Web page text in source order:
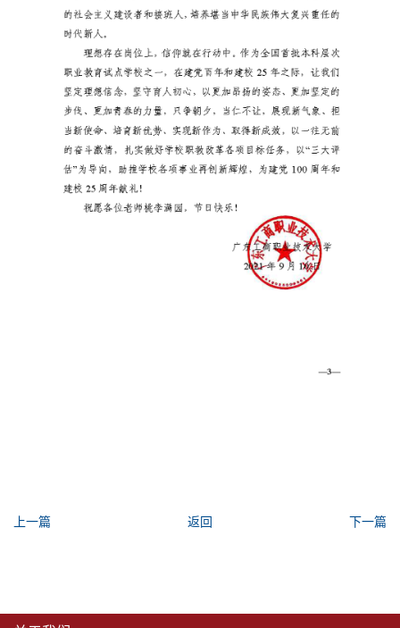
上一篇 返回 下一篇